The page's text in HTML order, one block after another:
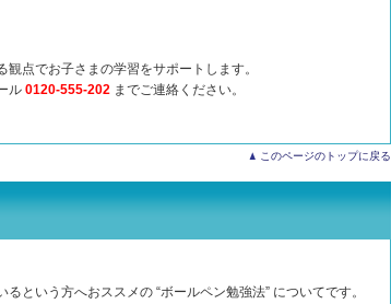
点でお子さまの学習をサポートします。
ル 0120-555-202 までご連絡ください。
このページのトップに戻る
という方へおススメの “ボールペン勉強法” についてです。